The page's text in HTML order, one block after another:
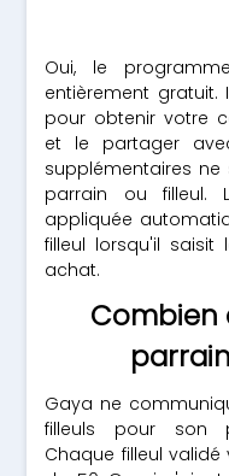
Oui, le
entièrement gratuit.
pour obtenir votre
et le partager
supplémentaires
parrain ou filleul.
appliquée
filleul lorsqu'il
achat.
Combien
Gaya ne
filleuls pour son
Chaque filleul